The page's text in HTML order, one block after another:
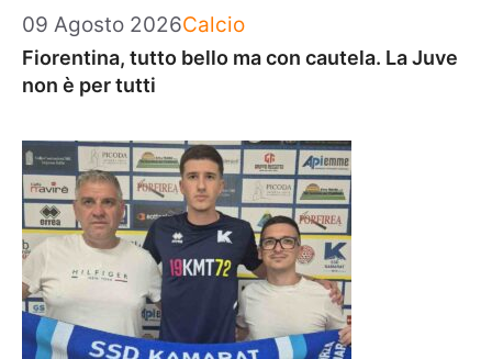
09 Agosto 2026Categorie
Calcio
Fiorentina, tutto bello ma con cautela. La Juve
non è per tutti